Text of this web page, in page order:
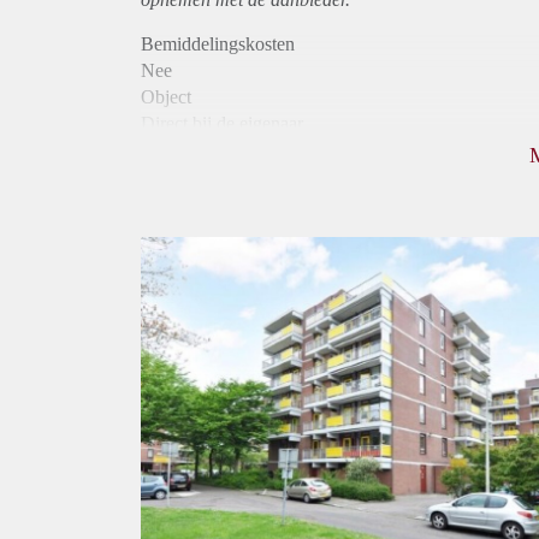
Bemiddelingskosten
Nee
Object
Huurtoeslag
Mogelijk
Inkomen eis
N.V.T.
Huurtermijn
Onbepaalde termijn
Oplevering
Kaal